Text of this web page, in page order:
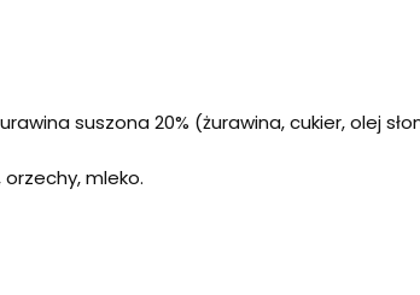
suszona 20% (żurawina, cukier, olej
mleko.